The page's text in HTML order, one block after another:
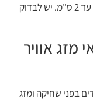
הגומייה מתאימה למקלות הליכה בקוטר של עד 2 ס"מ. יש לבדוק
מזג אוויר
בפני שחיקה ומזג